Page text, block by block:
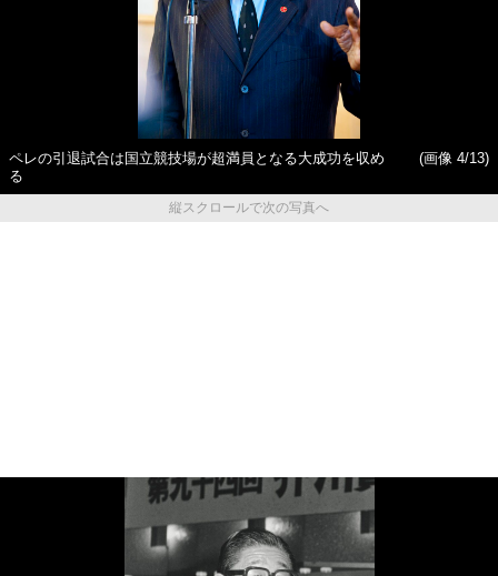
ペレの引退試合は国立競技場が超満員となる大成功を収め
る
(画像 4/13)
縦スクロールで次の写真へ